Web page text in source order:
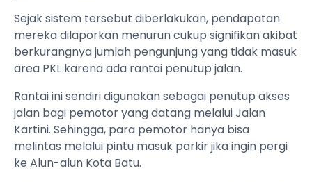
Sejak sistem tersebut diberlakukan, pendapatan
mereka dilaporkan menurun cukup signifikan akibat
berkurangnya jumlah pengunjung yang tidak masuk
area PKL karena ada rantai penutup jalan.
Rantai ini sendiri digunakan sebagai penutup akses
jalan bagi pemotor yang datang melalui Jalan
Kartini. Sehingga, para pemotor hanya bisa
melintas melalui pintu masuk parkir jika ingin pergi
ke Alun-alun Kota Batu.